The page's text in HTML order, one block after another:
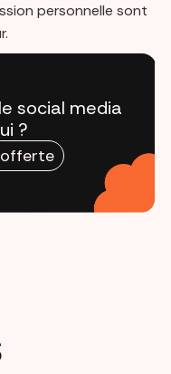
personnelle sont
social media
?